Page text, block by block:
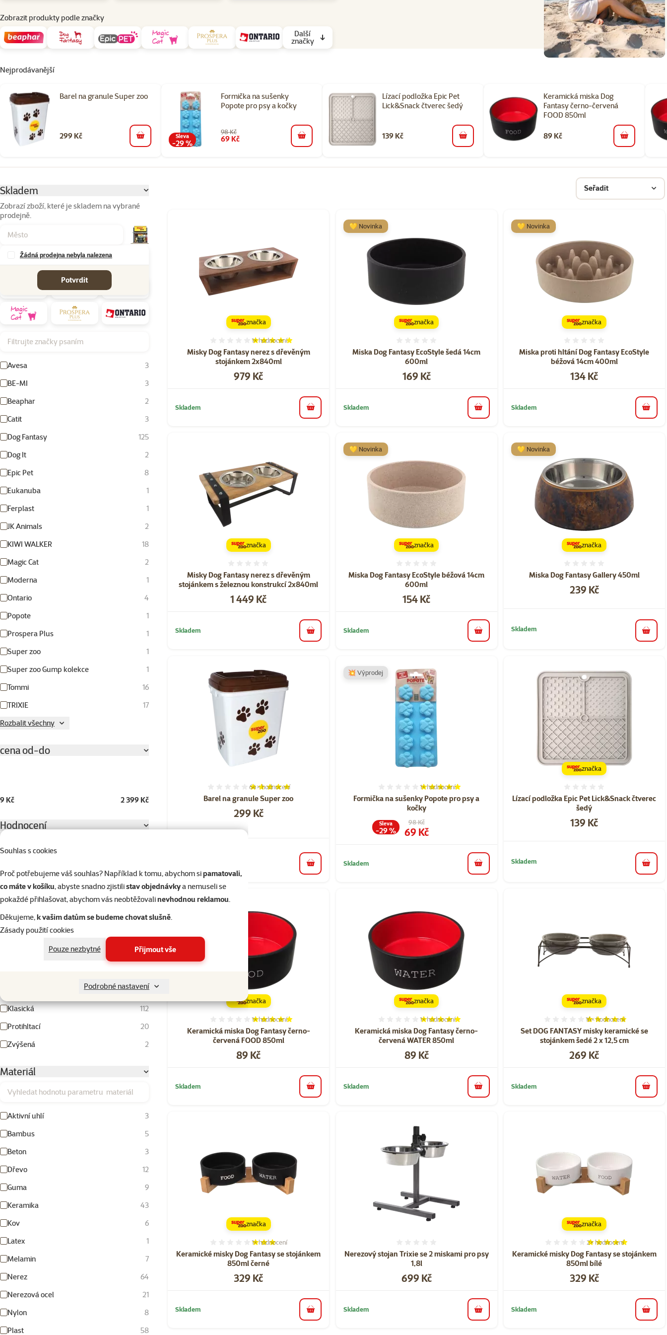
Souhlas s cookies
Proč potřebujeme váš souhlas? Například k tomu, abychom sipamatovali,
co máte v košíku, abyste snadno zjistilistav objednávkya nemuseli se
pokaždé přihlašovat, abychom vás neobtěžovalinevhodnou reklamou.
Děkujeme,k vašim datům se budeme chovat slušně.
Zásady použití cookies
Pouze nezbytné
Přijmout vše
Podrobné nastavení
Zobrazit produkty podle značky
Další
značky
Nejprodávanější
Barel na granule Super zoo
299 Kč do košíku
Formička na sušenky
Popote pro psy a kočky
98 Kč
69 Kč
Sleva
-29 % do košíku
Lízací podložka Epic Pet
Lick&Snack čtverec šedý
139 Kč do košíku
Keramická miska Dog
Fantasy černo-červená
FOOD 850ml
89 Kč do košíku
Skladem
Zobrazí zboží, které je skladem na vybrané
prodejně.
Žádná prodejna nebyla nalezena
Potvrdit
Filtrujte značky psaním
Avesa
3
BE-MI
3
Beaphar
2
Catit
3
Dog Fantasy
125
Dog It
2
Epic Pet
8
Eukanuba
1
Ferplast
1
JK Animals
2
KIWI WALKER
18
Magic Cat
2
Moderna
1
Ontario
4
Popote
1
Prospera Plus
1
Super zoo
1
Super zoo Gump kolekce
1
Tommi
16
TRIXIE
17
Rozbalit všechny
cena od-do
9 Kč 2 399 Kč
Hodnocení
Hodnocení 60%
3
Hodnocení 40%
2
Hodnocení 20%
0
24
Klasická
112
Protihltací
20
Zvýšená
2
Materiál
Vyhledat hodnotu parametru materiál
Aktivní uhlí
3
Bambus
5
Beton
3
Dřevo
12
Guma
9
Keramika
43
Kov
6
Latex
1
Melamin
7
Nerez
64
Nerezová ocel
21
Nylon
8
Plast
58
Seřadit
Misky Dog Fantasy nerez s dřevěným
stojánkem 2x840ml
Hodnocení 100%, počet hodnocení: 1
1×hodnocení
Cena
979 Kč
značka
Skladem do košíku
Miska Dog Fantasy EcoStyle šedá 14cm
600ml
Cena
169 Kč
💛 Novinka
značka
Skladem do košíku
Miska proti hltání Dog Fantasy EcoStyle
béžová 14cm 400ml
Cena
134 Kč
💛 Novinka
značka
Skladem do
Misky Dog Fantasy nerez s dřevěným
stojánkem s železnou konstrukcí 2x840ml
Cena
1 449 Kč
značka
Skladem do košíku
Miska Dog Fantasy EcoStyle béžová 14cm
600ml
Cena
154 Kč
💛 Novinka
značka
Skladem do košíku
Miska Dog Fantasy Gallery 450ml
Cena
239 Kč
💛 Novinka
značka
Skladem
do
Barel na granule Super zoo
Hodnocení 99%, počet hodnocení: 64
64×hodnocení
Cena
299 Kč
do košíku
Formička na sušenky Popote pro psy a
kočky
Hodnocení 100%, počet hodnocení: 1
1×hodnocení
Původní cena
98 Kč
Cena
69 Kč
Sleva
-29 %
💥 Výprodej
Skladem do košíku
Lízací podložka Epic Pet Lick&Snack čtverec
šedý
Cena
139 Kč
značka
Skladem
do
Keramická miska Dog Fantasy černo-
červená FOOD 850ml
Hodnocení 100%, počet hodnocení: 1
1×hodnocení
Cena
89 Kč
značka
Skladem do košíku
Keramická miska Dog Fantasy černo-
červená WATER 850ml
Hodnocení 100%, počet hodnocení: 1
1×hodnocení
Cena
89 Kč
značka
Skladem do košíku
Set DOG FANTASY misky keramické se
stojánkem šedé 2 x 12,5 cm
Hodnocení 100%, počet
16×hodnocení
Cena
269 Kč
značka
Skladem do
Keramické misky Dog Fantasy se stojánkem​
850ml černé
Hodnocení 60%, počet hodnocení: 1
1×hodnocení
Cena
329 Kč
značka
Skladem do košíku
Nerezový stojan Trixie se 2 miskami pro psy
1,8l
Cena
699 Kč
Skladem do košíku
Keramické misky Dog Fantasy se stojánkem​
850ml bílé
Hodnocení 100%, počet
2× hodnocení
Cena
329 Kč
značka
Skladem do